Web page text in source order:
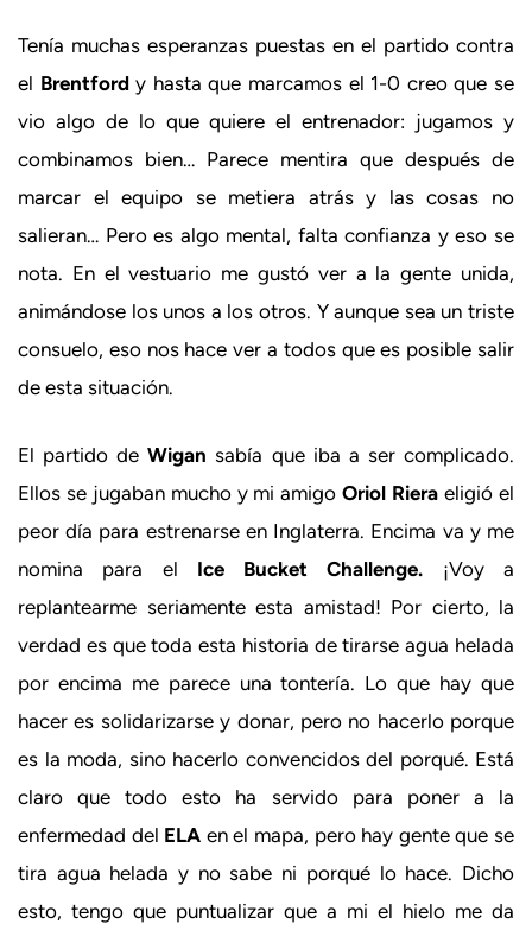
Tenía muchas esperanzas puestas en el partido contra
el Brentfordy hasta que marcamos el 1-0 creo que se
vio algo de lo que quiere el entrenador: jugamos y
combinamos bien… Parece mentira que después de
marcar el equipo se metiera atrás y las cosas no
salieran… Pero es algo mental, falta confianza y eso se
nota. En el vestuario me gustó ver a la gente unida,
animándose los unos a los otros. Y aunque sea un triste
consuelo, eso nos hace ver a todos que es posible salir
de esta situación.
El partido de Wigan sabía que iba a ser complicado.
Ellos se jugaban mucho y mi amigoOriol Riera eligió el
peor día para estrenarse en Inglaterra. Encima va y me
nomina para el Ice Bucket Challenge. ¡Voy a
replantearme seriamente esta amistad! Por cierto, la
verdad es que toda esta historia de tirarse agua helada
por encima me parece una tontería. Lo que hay que
hacer es solidarizarse y donar, pero no hacerlo porque
es la moda, sino hacerlo convencidos del porqué. Está
claro que todo esto ha servido para poner a la
enfermedad del ELA en el mapa, pero hay gente que se
tira agua helada y no sabe ni porqué lo hace. Dicho
esto, tengo que puntualizar que a mi el hielo me da